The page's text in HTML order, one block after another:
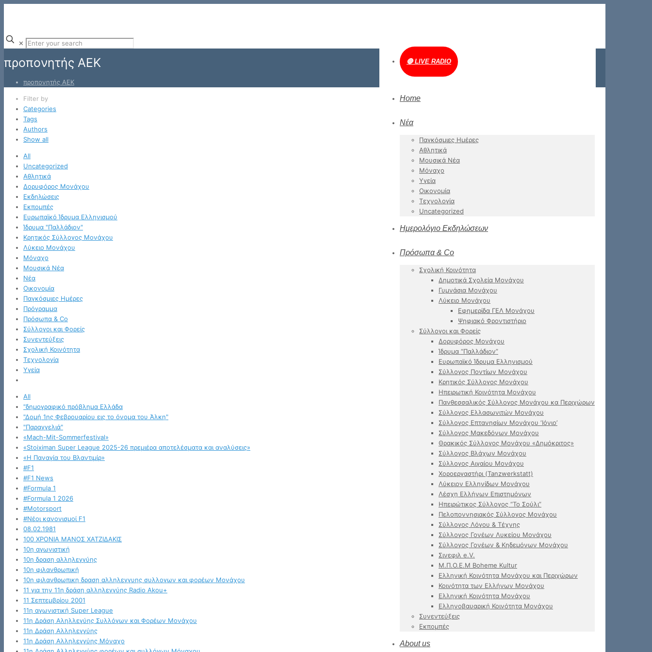
🔴 LIVE RADIO
Home
Νέα
Παγκόσμιες Ημέρες
Αθλητικά
Μουσικά Νέα
Μόναχο
Υγεία
Οικονομία
Τεχνολογία
Uncategorized
Ημερολόγιο Εκδηλώσεων
Πρόσωπα & Co
Σχολική Κοινότητα
Δημοτικά Σχολεία Μονάχου
Γυμνάσια Μονάχου
Λύκειο Μονάχου
Εφημερίδα ΓΕΛ Μονάχου
Ψηφιακό Φροντιστήριο
Σύλλογοι και Φορείς
Δορυφόρος Μονάχου
Ίδρυμα “Παλλάδιον”
Ευρωπαϊκό Ίδρυμα Ελληνισμού
Σύλλογος Ποντίων Μονάχου
Κρητικός Σύλλογος Μονάχου
Ηπειρωτική Κοινότητα Μονάχου
Πανθεσσαλικός Σύλλογος Μονάχου κα Περιχώρων
Σύλλογος Ελλασωνιτών Μονάχου
Σύλλογος Επτανησίων Μονάχου ‘Ιόνιο’
Σύλλογος Μακεδόνων Μονάχου
Θρακικός Σύλλογος Μονάχου «Δημόκριτος»
Σύλλογος Βλάχων Μονάχου
Σύλλογος Αιγαίου Μονάχου
Χοροεργαστήρι (Tanzwerkstatt)
Λύκειον Ελληνίδων Μονάχου
Λέσχη Ελλήνων Επιστημόνων
Ηπειρώτικος Σύλλογος “Το Σούλι”
Πελοποννησιακός Σύλλογος Μονάχου
Σύλλογος Λόγου & Τέχνης
Σύλλογος Γονέων Λυκείου Μονάχου
Σύλλογος Γονέων & Κηδεμόνων Μονάχου
Σινεφιλ e.V.
Μ.Π.Ο.Ε.Μ Boheme Kultur
Ελληνική Κοινότητα Μονάχου και Περιχώρων
Κοινότητα των Ελλήνων Μονάχου
Ελληνική Κοινότητα Μονάχου
Ελληνοβαυαρική Κοινότητα Μονάχου
Συνεντεύξεις
Εκπομπές
About us
✕
προπονητής ΑΕΚ
προπονητής ΑΕΚ
Filter by
Categories
Tags
Authors
Show all
All
Uncategorized
Αθλητικά
Δορυφόρος Μονάχου
Εκδηλώσεις
Εκπομπές
Ευρωπαϊκό Ίδρυμα Ελληνισμού
Ίδρυμα "Παλλάδιον"
Κρητικός Σύλλογος Μονάχου
Λύκειο Μονάχου
Μόναχο
Μουσικά Νέα
Νέα
Οικονομία
Παγκόσμιες Ημέρες
Πρόγραμμα
Πρόσωπα & Co
Σύλλογοι και Φορείς
Συνεντεύξεις
Σχολική Κοινότητα
Τεχνολογία
Υγεία
All
"δημογραφικό πρόβλημα Ελλάδα
"Δομή 1ης Φεβρουαρίου εις το όνομα του Άλκη"
"Παραγγελιά"
«Mach-Mit-Sommerfestival»
«Stoiximan Super League 2025-26 πρεμιέρα αποτελέσματα και αναλύσεις»
«Η Παναγία του Βλαντιμίρ»
#F1
#F1 News
#Formula 1
#Formula 1 2026
#Motorsport
#Νέοι κανονισμοί F1
08.02.1981
100 ΧΡΟΝΙΑ ΜΑΝΟΣ ΧΑΤΖΙΔΑΚΙΣ
10η αγωνιστική
10η δραση αλληλεγγύης
10η φιλανθρωπική
10η φιλανθρωπικη δραση αλληλεγγυης συλλογων και φορέων Μονάχου
11 για την 11η δράση αλληλεγγύης Radio Akou+
11 Σεπτεμβρίου 2001
11η αγωνιστική Super League
11η Δράση Αληλλεγύης Συλλόγων και Φορέων Μονάχου
11η Δράση Αλληλεγγύης
11η Δράση Αλληλεγγύης Μόναχο